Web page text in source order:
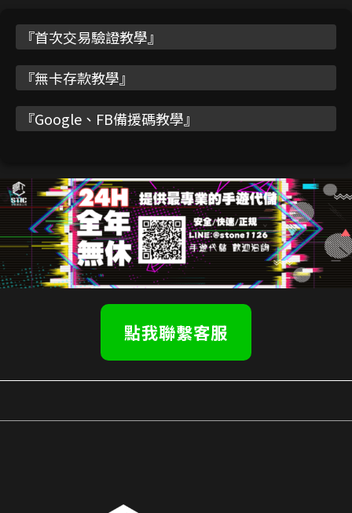
『首次交易驗證教學』
『無卡存款教學』
『Google、FB備援碼教學』
點我聯繫客服